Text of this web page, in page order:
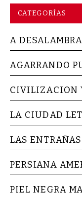
CATEGORÍAS
A
AGARRANDO
CIVILIZACION
LA CIUDAD
LAS
PERSIANA
PIEL NEGRA